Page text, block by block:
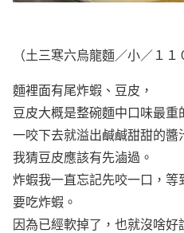
（土三寒六烏龍麵／小／１１
麵裡面有尾炸蝦、豆皮，
豆皮大概是整碗麵中口味最重
一咬下去就溢出鹹鹹甜甜的醬
我猜豆皮應該有先滷過。
炸蝦我一直忘記先咬一口，
要吃炸蝦。
因為已經軟掉了，也就沒啥好